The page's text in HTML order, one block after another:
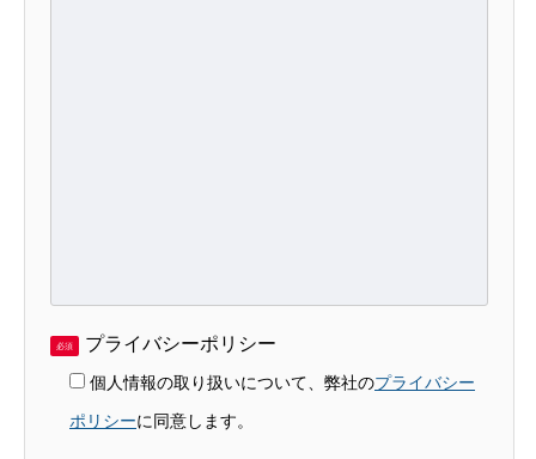
必須 プライバシーポリシー
個人情報の取り扱いについて、弊社のプライバシー
ポリシーに同意します。